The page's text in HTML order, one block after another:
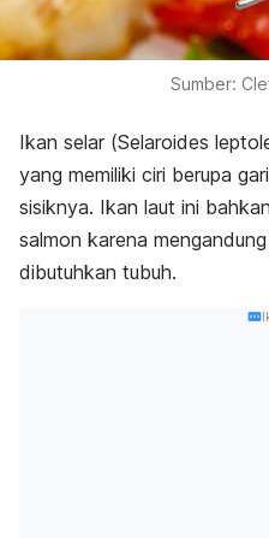
Sumber:
Ikan selar (Selaroides
yang memiliki ciri berupa
sisiknya. Ikan laut ini
salmon karena
dibutuhkan tubuh.